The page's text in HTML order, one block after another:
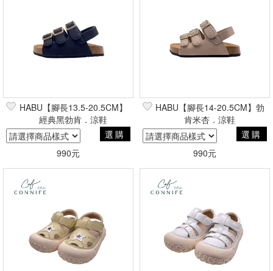
HABU【腳長13.5-20.5CM】
經典黑勃肯．涼鞋
選購
990元
HABU【腳長14-20.5CM】勃
肯米杏．涼鞋
選購
990元